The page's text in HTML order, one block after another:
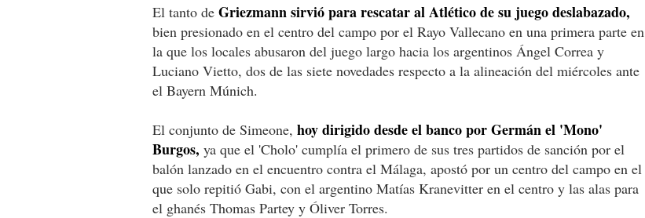
El tanto de Griezmann sirvió para rescatar al Atlético de su juego deslabazado,
bien presionado en el centro del campo por el Rayo Vallecano en una primera parte en
la que los locales abusaron del juego largo hacia los argentinos Ángel Correa y
Luciano Vietto, dos de las siete novedades respecto a la alineación del miércoles ante
el Bayern Múnich.
El conjunto de Simeone, hoy dirigido desde el banco por Germán el 'Mono'
Burgos, ya que el 'Cholo' cumplía el primero de sus tres partidos de sanción por el
balón lanzado en el encuentro contra el Málaga, apostó por un centro del campo en el
que solo repitió Gabi, con el argentino Matías Kranevitter en el centro y las alas para
el ghanés Thomas Partey y Óliver Torres.